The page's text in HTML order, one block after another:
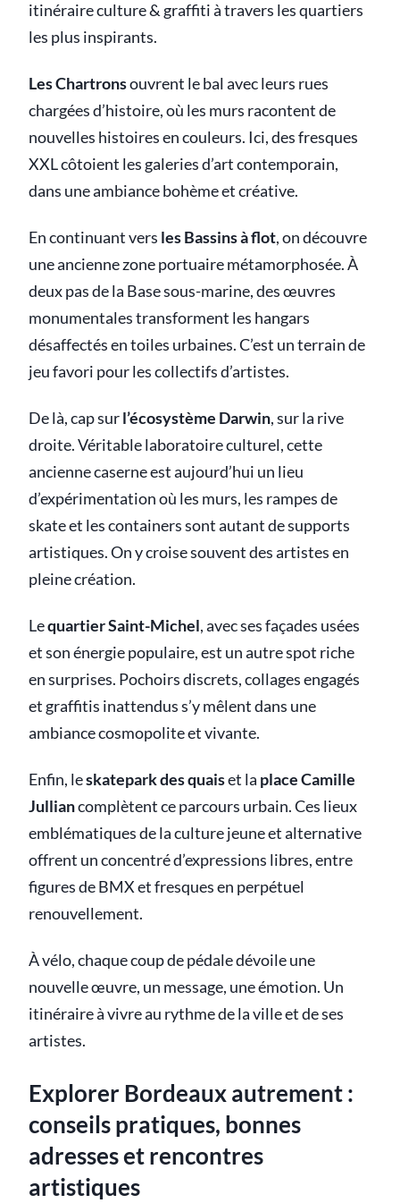
itinéraire culture & graffiti à travers les quartiers
les plus inspirants.
Les Chartronsouvrent le bal avec leurs rues
chargées d’histoire, où les murs racontent de
nouvelles histoires en couleurs. Ici, des fresques
XXL côtoient les galeries d’art contemporain,
dans une ambiance bohème et créative.
En continuant vers les Bassins à flot, on découvre
une ancienne zone portuaire métamorphosée. À
deux pas de la Base sous-marine, des œuvres
monumentales transforment les hangars
désaffectés en toiles urbaines. C’est un terrain de
jeu favori pour les collectifs d’artistes.
De là, cap surl’écosystème Darwin, sur la rive
droite. Véritable laboratoire culturel, cette
ancienne caserne est aujourd’hui un lieu
d’expérimentation où les murs, les rampes de
skate et les containers sont autant de supports
artistiques. On y croise souvent des artistes en
pleine création.
Lequartier Saint-Michel, avec ses façades usées
et son énergie populaire, est un autre spot riche
en surprises. Pochoirs discrets, collages engagés
et graffitis inattendus s’y mêlent dans une
ambiance cosmopolite et vivante.
Enfin, leskatepark des quaiset la place Camille
Julliancomplètent ce parcours urbain. Ces lieux
emblématiques de la culture jeune et alternative
offrent un concentré d’expressions libres, entre
figures de BMX et fresques en perpétuel
renouvellement.
À vélo, chaque coup de pédale dévoile une
nouvelle œuvre, un message, une émotion. Un
itinéraire à vivre au rythme de la ville et de ses
artistes.
Explorer Bordeaux autrement :
conseils pratiques, bonnes
adresses et rencontres
artistiques